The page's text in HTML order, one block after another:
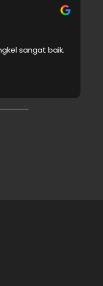
sangat baik.